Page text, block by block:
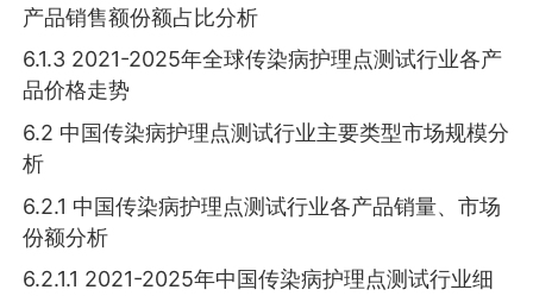
产品销售额份额占比分析
6.1.3 2021-2025年全球传染病护理点测试行业各产
品价格走势
6.2 中国传染病护理点测试行业主要类型市场规模分
析
6.2.1 中国传染病护理点测试行业各产品销量、市场
份额分析
6.2.1.1 2021-2025年中国传染病护理点测试行业细